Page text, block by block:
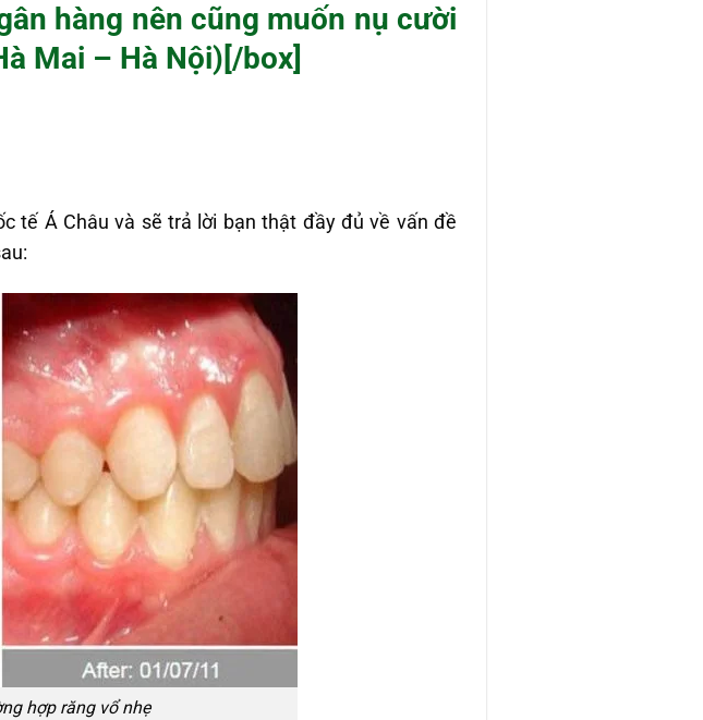
hàng nên cũng muốn nụ cười
Mai – Hà Nội)[/box]
tế Á Châu và sẽ trả lời bạn thật đầy đủ về vấn đề
hợp răng vổ nhẹ